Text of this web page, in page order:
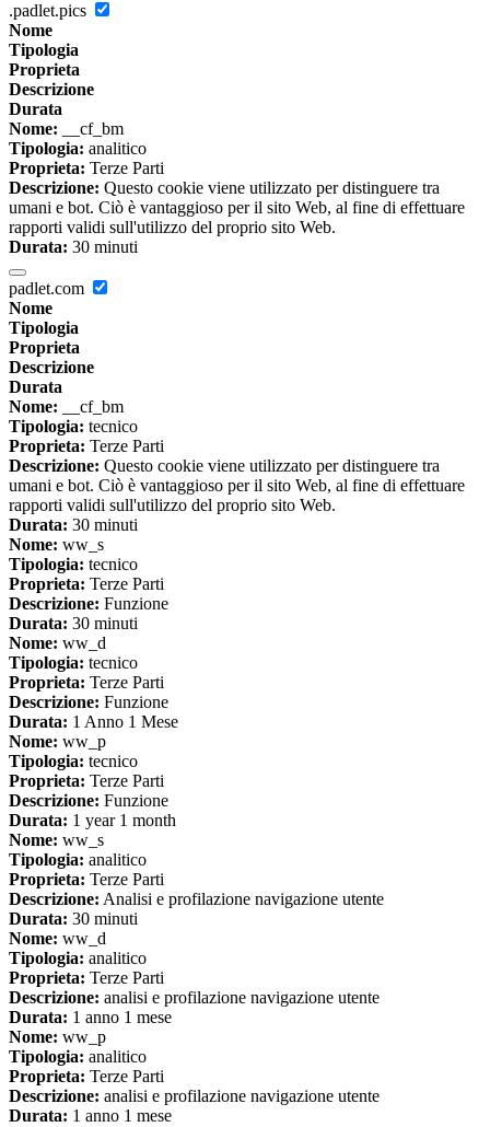
.padlet.pics
Nome
Tipologia
Proprieta
Descrizione
Durata
Nome: __cf_bm
Tipologia: analitico
Proprieta: Terze Parti
Descrizione: Questo cookie viene utilizzato per distinguere tra
umani e bot. Ciò è vantaggioso per il sito Web, al fine di effettuare
rapporti validi sull'utilizzo del proprio sito Web.
Durata: 30 minuti
padlet.com
Nome
Tipologia
Proprieta
Descrizione
Durata
Nome: __cf_bm
Tipologia: tecnico
Proprieta: Terze Parti
Descrizione: Questo cookie viene utilizzato per distinguere tra
umani e bot. Ciò è vantaggioso per il sito Web, al fine di effettuare
rapporti validi sull'utilizzo del proprio sito Web.
Durata: 30 minuti
Nome: ww_s
Tipologia: tecnico
Proprieta: Terze Parti
Descrizione: Funzione
Durata: 30 minuti
Nome: ww_d
Tipologia: tecnico
Proprieta: Terze Parti
Descrizione: Funzione
Durata: 1 Anno 1 Mese
Nome: ww_p
Tipologia: tecnico
Proprieta: Terze Parti
Descrizione: Funzione
Durata: 1 year 1 month
Nome: ww_s
Tipologia: analitico
Proprieta: Terze Parti
Descrizione: Analisi e profilazione navigazione utente
Durata: 30 minuti
Nome: ww_d
Tipologia: analitico
Proprieta: Terze Parti
Descrizione: analisi e profilazione navigazione utente
Durata: 1 anno 1 mese
Nome: ww_p
Tipologia: analitico
Proprieta: Terze Parti
Descrizione: analisi e profilazione navigazione utente
Durata: 1 anno 1 mese